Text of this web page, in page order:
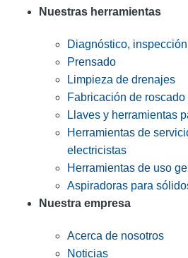
Nuestras herramientas
Diagnóstico,
Prensado
Limpieza de drenajes
Fabricación de
Llaves y herramientas
Herramientas de
electricistas
Herramientas de uso
Aspiradoras para
Nuestra empresa
Acerca de nosotros
Noticias